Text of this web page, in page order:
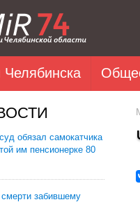
Челябинска
обязал самокатчика
им пенсионерке 80
забившему